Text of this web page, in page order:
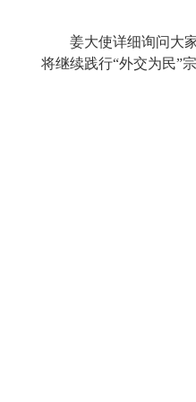
姜大使详细询问大
将继续践行“外交为民”